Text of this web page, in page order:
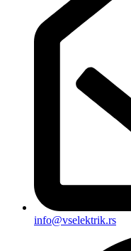
info@vselektrik.rs